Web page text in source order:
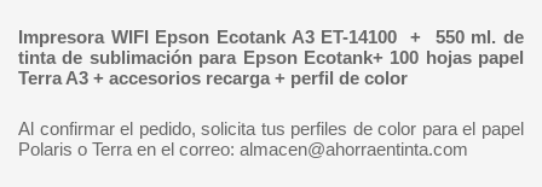
Impresora WIFI Epson Ecotank A3 ET-14100 + 550 ml. de
tinta de sublimación para Epson Ecotank+ 100 hojas papel
Terra A3 + accesorios recarga + perfil de color
Al confirmar el pedido, solicita tus perfiles de color para el papel
Polaris o Terra en el correo: almacen@ahorraentinta.com